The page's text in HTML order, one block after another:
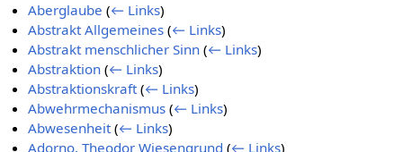
Aberglaube (← Links)
Abstrakt Allgemeines (← Links)
Abstrakt menschlicher Sinn (← Links)
Abstraktion (← Links)
Abstraktionskraft (← Links)
Abwehrmechanismus (← Links)
Abwesenheit (← Links)
Adorno, Theodor Wiesengrund (← Links)